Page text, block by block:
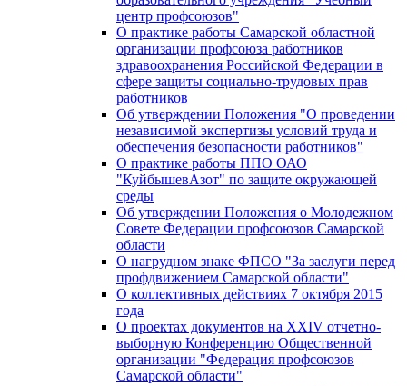
центр профсоюзов"
О практике работы Самарской областной
организации профсоюза работников
здравоохранения Российской Федерации в
сфере защиты социально-трудовых прав
работников
Об утверждении Положения "О проведении
независимой экспертизы условий труда и
обеспечения безопасности работников"
О практике работы ППО ОАО
"КуйбышевАзот" по защите окружающей
среды
Об утверждении Положения о Молодежном
Совете Федерации профсоюзов Самарской
области
О нагрудном знаке ФПСО "За заслуги перед
профдвижением Самарской области"
О коллективных действиях 7 октября 2015
года
О проектах документов на XXIV отчетно-
выборную Конференцию Общественной
организации "Федерация профсоюзов
Самарской области"